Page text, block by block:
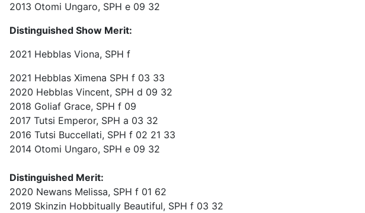
2013 Otomi Ungaro, SPH e 09 32
Distinguished Show Merit:
2021 Hebblas Viona, SPH f
2021 Hebblas Ximena SPH f 03 33
2020 Hebblas Vincent, SPH d 09 32
2018 Goliaf Grace, SPH f 09
2017 Tutsi Emperor, SPH a 03 32
2016 Tutsi Buccellati, SPH f 02 21 33
2014 Otomi Ungaro, SPH e 09 32
Distinguished Merit:
2020 Newans Melissa, SPH f 01 62
2019 Skinzin Hobbitually Beautiful, SPH f 03 32